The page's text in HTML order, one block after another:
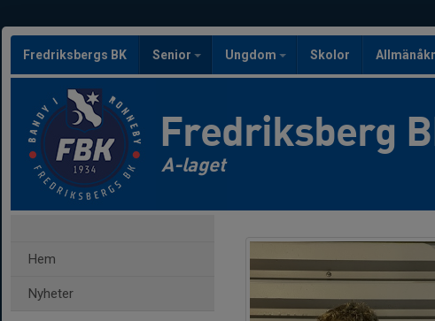
Fredriksbergs BK Senior Ungdom Skolor
Fredriksberg
A-laget
Hem
Nyheter